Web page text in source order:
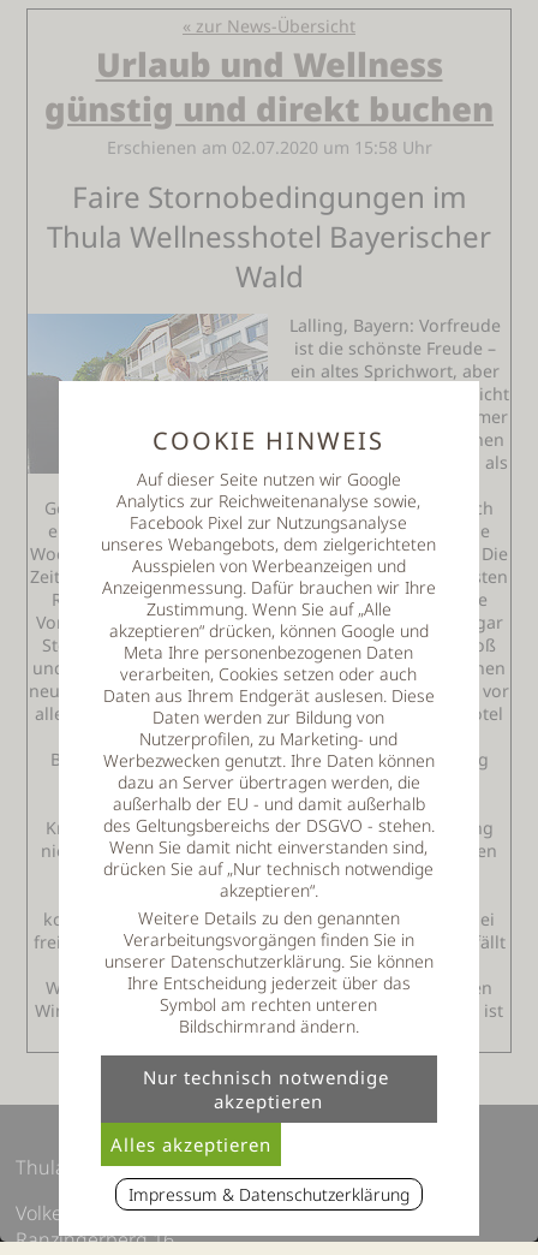
« zur News-Übersicht
Urlaub und Wellness
günstig und direkt buchen
Erschienen am 02.07.2020 um 15:58 Uhr
Faire Stornobedingungen im
Thula Wellnesshotel Bayerischer
Wald
Lalling, Bayern: Vorfreude
ist die schönste Freude –
ein altes Sprichwort, aber
der Ausspruch kommt nicht
von ungefähr. Schon immer
ist die Vorfreude auf einen
Urlaub meist viel länger, als
die Reise selbst. Der
Gedanke an einen langersehnten Urlaub hilft oft durch
einen stressigen Alltag und motiviert für arbeitsreiche
Wochen. Aktuell sind aber viele Reisende verunsichert. Die
Zeit des Lockdowns ist noch nicht lange her. Viele mussten
Reisen absagen und haben teils bis heute noch keine
Vorauszahlungen zurückbekommen, bzw. mussten sogar
Stornogebühren bezahlen. Die Verunsicherung ist groß
und viele Menschen, die gerne buchen und sich auf einen
neuen Urlaub freuen wollen, trauen sich nicht neu und vor
allem weit im Voraus zu buchen. Das Thula Wellnesshotel
Bayerischer Wald hat unkomplizierte
Buchungsbedingungen, die eine frühzeitige Buchung
leicht möglich machen. Das Hotel berechnet keine
Vorauszahlung und auch die Angabe einer
Kreditkartennummer ist für eine verbindliche Buchung
nicht nötig. Eine eventuelle Absage ist immer bis sieben
Übernachtungen vor dem Reisetermin kostenlos.
Kurzfristige Absagen können in aller Regel ebenso
kostenlos geregelt werden. Auch ein Umbuchen ist, bei
freien Verfügbarkeiten, unkompliziert möglich. Somit fällt
die Entscheidung für einen Urlaub, oder auch für
Wellnesstage im Herbst 2020, oder auch schon für den
Winter 2021 leicht. Und ab dann gilt wieder: Vorfreude ist
die schönste Freude!
Thula Wellnesshotel Bayerischer Wald
Volker Thum e.K
Ranzingerberg 16
COOKIE HINWEIS
Auf dieser Seite nutzen wir Google
Analytics zur Reichweitenanalyse sowie,
Facebook Pixel zur Nutzungsanalyse
unseres Webangebots, dem zielgerichteten
Ausspielen von Werbeanzeigen und
Anzeigenmessung. Dafür brauchen wir Ihre
Zustimmung. Wenn Sie auf „Alle
akzeptieren“ drücken, können Google und
Meta Ihre personenbezogenen Daten
verarbeiten, Cookies setzen oder auch
Daten aus Ihrem Endgerät auslesen. Diese
Daten werden zur Bildung von
Nutzerprofilen, zu Marketing- und
Werbezwecken genutzt. Ihre Daten können
dazu an Server übertragen werden, die
außerhalb der EU - und damit außerhalb
des Geltungsbereichs der DSGVO - stehen.
Wenn Sie damit nicht einverstanden sind,
drücken Sie auf „Nur technisch notwendige
akzeptieren“.
Weitere Details zu den genannten
Verarbeitungsvorgängen finden Sie in
unserer Datenschutzerklärung. Sie können
Ihre Entscheidung jederzeit über das
Symbol am rechten unteren
Bildschirmrand ändern.
Impressum & Datenschutzerklärung